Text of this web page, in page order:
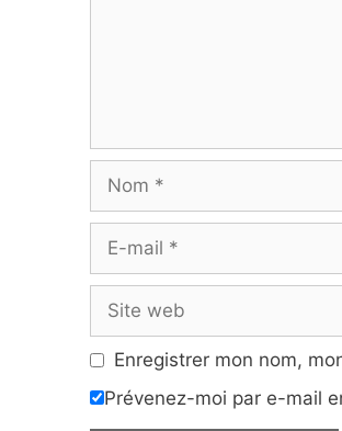
mail
web
Enregistrer mon nom,
Prévenez-moi par e-mail